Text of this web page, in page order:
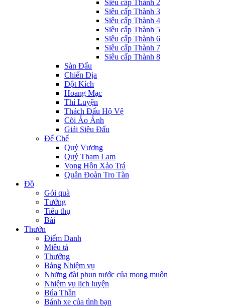
Siêu cấp Thành 2
Siêu cấp Thành 3
Siêu cấp Thành 4
Siêu cấp Thành 5
Siêu cấp Thành 6
Siêu cấp Thành 7
Siêu cấp Thành 8
Sàn Đấu
Chiến Địa
Đột Kích
Hoang Mạc
Thí Luyện
Thách Đấu Hộ Vệ
Cõi Ảo Ảnh
Giải Siêu Đấu
Đế Chế
Quỷ Vương
Quỷ Tham Lam
Vong Hồn Xảo Trá
Quân Đoàn Tro Tàn
Đồ
Gói quà
Tướng
Tiêu thụ
Bài
Thưởn
Điểm Danh
Miêu tả
Thưởng
Bảng Nhiệm vụ
Những đài phun nước của mong muốn
Nhiệm vụ lịch luyện
Búa Thần
Bánh xe của tình bạn